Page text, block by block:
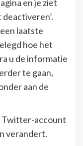
en je ziet
laatste
hoe het
u de informatie
te gaan,
aan de
Twitter-account
verandert.